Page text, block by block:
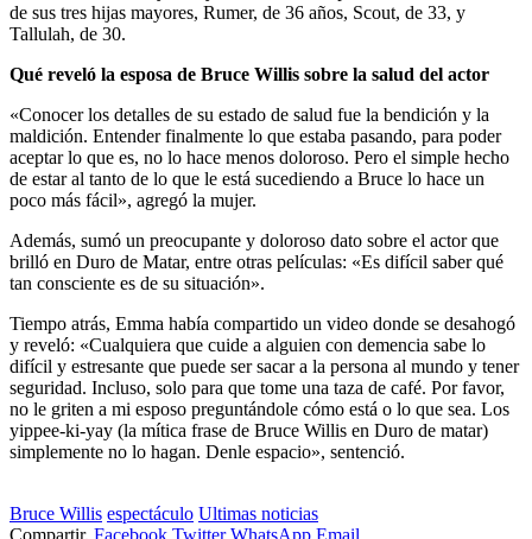
de sus tres hijas mayores, Rumer, de 36 años, Scout, de 33, y
Tallulah, de 30.
Qué reveló la esposa de Bruce Willis sobre la salud del actor
«Conocer los detalles de su estado de salud fue la bendición y la
maldición. Entender finalmente lo que estaba pasando, para poder
aceptar lo que es, no lo hace menos doloroso. Pero el simple hecho
de estar al tanto de lo que le está sucediendo a Bruce lo hace un
poco más fácil», agregó la mujer.
Además, sumó un preocupante y doloroso dato sobre el actor que
brilló en Duro de Matar, entre otras películas: «Es difícil saber qué
tan consciente es de su situación».
Tiempo atrás, Emma había compartido un video donde se desahogó
y reveló: «Cualquiera que cuide a alguien con demencia sabe lo
difícil y estresante que puede ser sacar a la persona al mundo y tener
seguridad. Incluso, solo para que tome una taza de café. Por favor,
no le griten a mi esposo preguntándole cómo está o lo que sea. Los
yippee-ki-yay (la mítica frase de Bruce Willis en Duro de matar)
simplemente no lo hagan. Denle espacio», sentenció.
Bruce Willis espectáculo Ultimas noticias
Compartir. Facebook Twitter WhatsApp Email